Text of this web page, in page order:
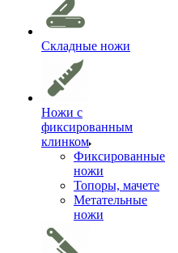
Складные ножи
Ножи с
фиксированным
клинком
Фиксированные
ножи
Топоры, мачете
Метательные
ножи